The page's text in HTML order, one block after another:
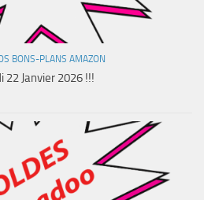
BONS-PLANS AMAZON
22 Janvier 2026 !!!